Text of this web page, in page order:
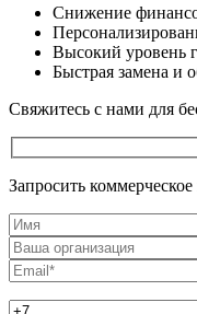
Снижение
Высокий уровень
Быстрая замена и
Свяжитесь с нами для
Запросить